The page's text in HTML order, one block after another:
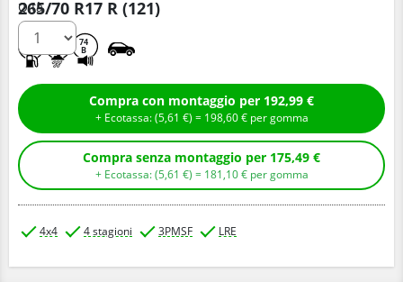
265/70 R17 R (121)
74
B
Q.tà
Compra con montaggio per 192,99 €
+ Ecotassa: (5,61 € ) = 198,60€ per gomma
Compra senza montaggio per 175,49 €
+ Ecotassa: (5,61 € ) = 181,10€ per gomma
4x4 4 stagioni 3PMSF LRE